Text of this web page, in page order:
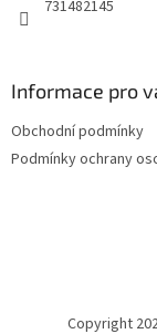
731482145
Informace pro
Obchodní podmínky
Podmínky ochrany
Copyright